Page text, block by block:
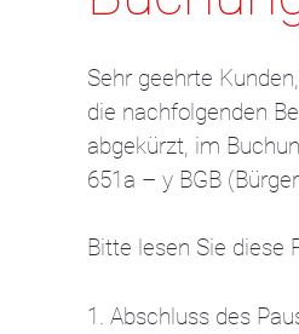
Sehr geehrte Kunden,
die nachfolgenden
abgekürzt, im
651a – y BGB
Bitte lesen Sie diese
1. Abschluss des